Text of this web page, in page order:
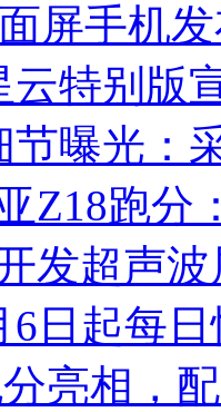
屏手机
云特别版
节曝光：
Z18跑分
发超声
6日起每
亮相，